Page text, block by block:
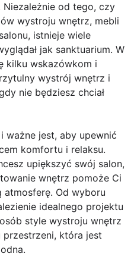
od tego, czy
wystroju wnętrz, mebli
istnieje wiele
jak sanktuarium. W
kilku wskazówkom i
wystrój wnętrz i
nie będziesz chciał
ważne jest, aby upewnić
komfortu i relaksu.
upiększyć swój salon,
wnętrz pomoże Ci
Od wyboru
idealnego projektu
style wystroju wnętrz
która jest